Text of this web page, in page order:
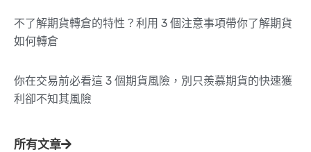
不了解期貨轉倉的特性？利用 3 個注意事項帶你了解期貨
如何轉倉
你在交易前必看這 3 個期貨風險，別只羨慕期貨的快速獲
利卻不知其風險
所有文章